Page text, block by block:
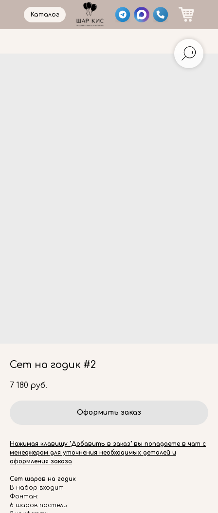
Каталог
Сет на годик #2
7 180 руб.
Оформить заказ
Нажимая клавишу "Добавить в заказ" вы попадаете в чат с
менеджером для уточнения необходимых деталей и
оформления заказа
Сет шаров на годик
В набор входит:
Фонтан:
6 шаров пастель